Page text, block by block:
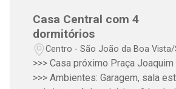
exclusivo para amantes do
Localização Imbatível no Coração
Centro: Perto de tudo, com fácil
e máxima conveniência.? Agende
Visita Venha conhecer de perto o
Casa Central com 4
dormitórios
Centro - São João da Boa Vista/
>>> Casa próximo Praça
>>> Ambientes: Garagem, sala